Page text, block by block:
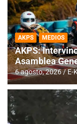
AKPS MEDIOS
AKPS:
Asamblea
6 agosto, 2026 E-